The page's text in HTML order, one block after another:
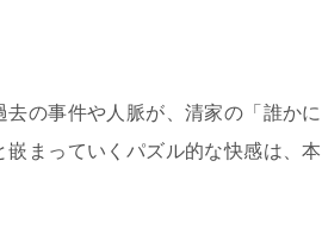
の事件や人脈が、清家の「誰かに
まっていくパズル的な快感は、本